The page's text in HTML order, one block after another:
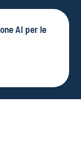
AI per le